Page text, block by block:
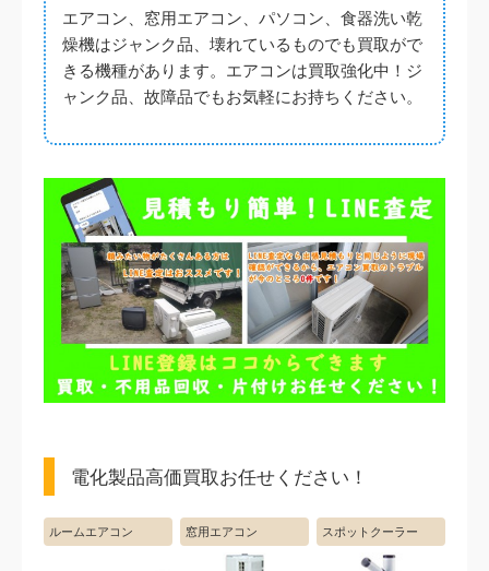
お電話、LINE、メールフォームからお問い合わせくだ
さい。買取価格の目安を出させて頂きます。その時
に、エアコンの設置環境について伺うので実際にエア
コンが目の前にあるとスムーズです。
3.日程の調整
夏場、年度末の2月、3月は混みあいますのでお早めに
ご相談ください。お客様が希望日する日程でのお伺い
吉見市
日高市
その他近隣地域
エアコン、窓用エアコン、パソコン、食器洗い乾
燥機はジャンク品、壊れているものでも買取がで
きる機種があります。エアコンは買取強化中！ジ
ャンク品、故障品でもお気軽にお持ちください。
電化製品高価買取お任せください！
ルームエアコン 窓用エアコン スポットクーラー